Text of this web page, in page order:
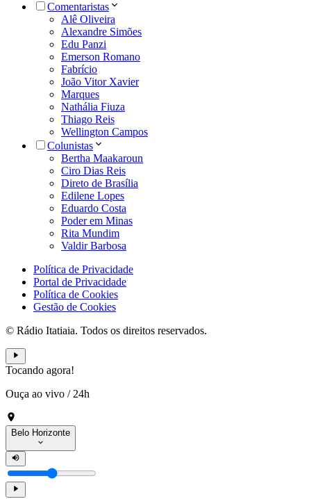
Comentaristas
Alê Oliveira
Alexandre Simões
Edu Panzi
Emerson Romano
Fabrício
João Vitor Xavier
Marques
Nathália Fiuza
Thiago Reis
Wellington Campos
Colunistas
Bertha Maakaroun
Ciro Dias Reis
Direto de Brasília
Edilene Lopes
Eduardo Costa
Poder em Minas
Rita Mundim
Valdir Barbosa
Política de Privacidade
Portal de Privacidade
Política de Cookies
Gestão de Cookies
© Rádio Itatiaia. Todos os direitos reservados.
Tocando agora!
Ouça ao vivo / 24h
Belo Horizonte